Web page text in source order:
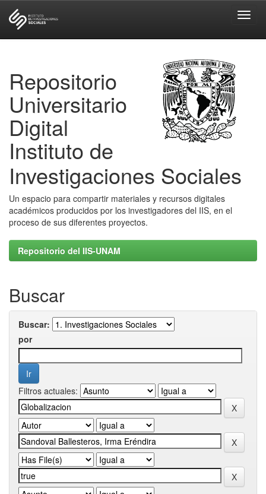
Repositorio
Universitario
Digital
Instituto de
Investigaciones Sociales
Un espacio para compartir materiales y recursos digitales
académicos producidos por los investigadores del IIS, en el
proceso de sus diferentes proyectos.
Repositorio del IIS-UNAM
Buscar
Buscar:
por
Filtros actuales: